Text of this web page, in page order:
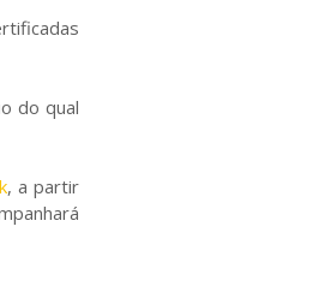
do qual
, a partir